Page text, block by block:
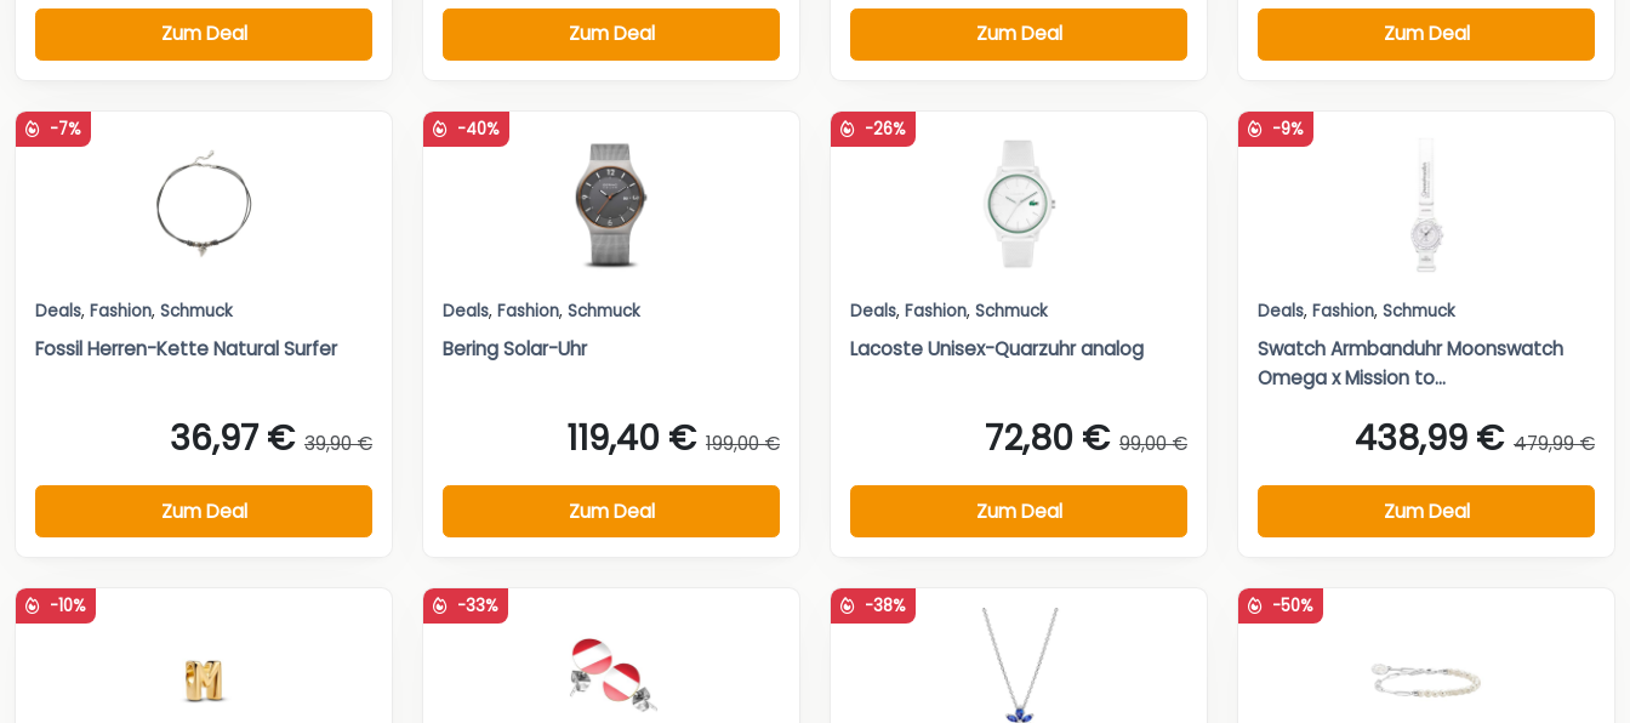
Zum Deal Zum Deal Zum Deal Zum Deal
-7%
Deals, Fashion, Schmuck
Fossil Herren-Kette Natural Surfer
36,97 € 39,90 €
Zum Deal
-40%
Deals, Fashion, Schmuck
Bering Solar-Uhr
119,40 € 199,00 €
Zum Deal
-26%
Deals, Fashion, Schmuck
Lacoste Unisex-Quarzuhr analog
72,80 € 99,00 €
Zum Deal
-9%
Deals, Fashion, Schmuck
Swatch Armbanduhr Moonswatch
Omega x Mission to...
438,99 € 479,99 €
Zum Deal
-10% -33% -38% -50%